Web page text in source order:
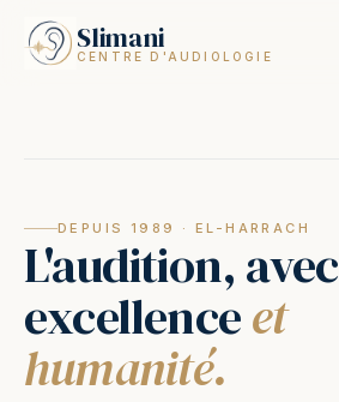
Slimani
CENTRE D'AUDIOLOGIE
DEPUIS 1989 · EL-HARRACH
L'audition, avec
excellenceet
humanité.